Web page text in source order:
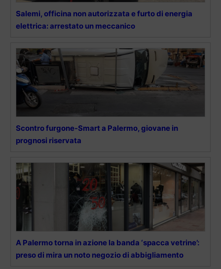
Salemi, officina non autorizzata e furto di energia
elettrica: arrestato un meccanico
Scontro furgone-Smart a Palermo, giovane in
prognosi riservata
A Palermo torna in azione la banda ‘spacca vetrine’:
preso di mira un noto negozio di abbigliamento